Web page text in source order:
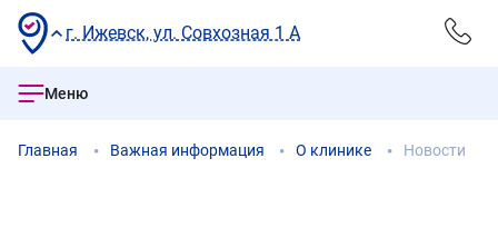
г. Ижевск, ул. Совхозная 1 А
Меню
Главная Важная информация О клинике Новости